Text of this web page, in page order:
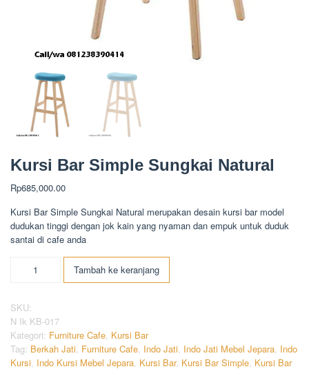
Kursi Bar Simple Sungkai Natural
Rp685,000.00
Kursi Bar Simple Sungkai Natural merupakan desain kursi bar model
dudukan tinggi dengan jok kain yang nyaman dan empuk untuk duduk
santai di cafe anda
Simple
Sungkai
Natural
Tambah ke keranjang
SKU:
N Ik KB-017
Kategori: Furniture Cafe Kursi Bar
Tag: Berkah Jati Furniture Cafe Indo Jati Indo Jati Mebel Jepara Indo
Kursi Indo Kursi Mebel Jepara Kursi Bar, Kursi Bar Simple Kursi Bar